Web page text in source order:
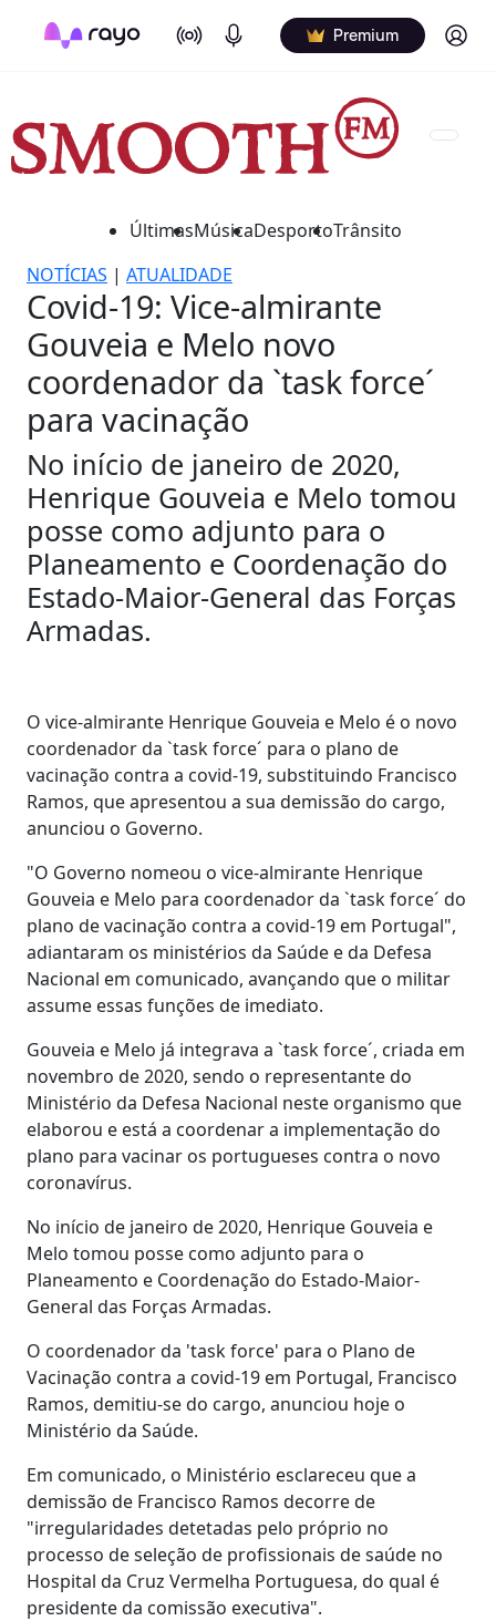
On Air Podcasts Premium Log in
ÚltimasMúsicaDesportoTrânsito
NOTÍCIAS | ATUALIDADE
Covid-19: Vice-almirante
Gouveia e Melo novo
coordenador da `task force´
para vacinação
No início de janeiro de 2020,
Henrique Gouveia e Melo tomou
posse como adjunto para o
Planeamento e Coordenação do
Estado-Maior-General das Forças
Armadas.
O vice-almirante Henrique Gouveia e Melo é o novo
coordenador da `task force´ para o plano de
vacinação contra a covid-19, substituindo Francisco
Ramos, que apresentou a sua demissão do cargo,
anunciou o Governo.
"O Governo nomeou o vice-almirante Henrique
Gouveia e Melo para coordenador da `task force´ do
plano de vacinação contra a covid-19 em Portugal",
adiantaram os ministérios da Saúde e da Defesa
Nacional em comunicado, avançando que o militar
assume essas funções de imediato.
Gouveia e Melo já integrava a `task force´, criada em
novembro de 2020, sendo o representante do
Ministério da Defesa Nacional neste organismo que
elaborou e está a coordenar a implementação do
plano para vacinar os portugueses contra o novo
coronavírus.
No início de janeiro de 2020, Henrique Gouveia e
Melo tomou posse como adjunto para o
Planeamento e Coordenação do Estado-Maior-
General das Forças Armadas.
O coordenador da 'task force' para o Plano de
Vacinação contra a covid-19 em Portugal, Francisco
Ramos, demitiu-se do cargo, anunciou hoje o
Ministério da Saúde.
Em comunicado, o Ministério esclareceu que a
demissão de Francisco Ramos decorre de
"irregularidades detetadas pelo próprio no
processo de seleção de profissionais de saúde no
Hospital da Cruz Vermelha Portuguesa, do qual é
presidente da comissão executiva".